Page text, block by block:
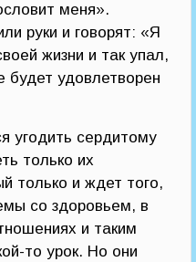
меня».
руки и говорят: «Я
жизни и так упал,
будет удовлетворен
угодить сердитому
только их
только и ждет того,
со здоровьем, в
и таким
то урок. Но они